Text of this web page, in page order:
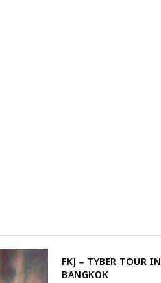
FKJ – TYBER TOUR IN
BANGKOK